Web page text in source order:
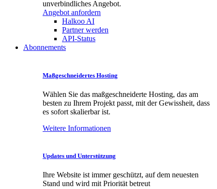
unverbindliches Angebot.
Angebot anfordern
Halkoo AI
Partner werden
API-Status
Abonnements
Maßgeschneidertes Hosting
Wählen Sie das maßgeschneiderte Hosting, das am
besten zu Ihrem Projekt passt, mit der Gewissheit, dass
es sofort skalierbar ist.
Weitere Informationen
Updates und Unterstützung
Ihre Website ist immer geschützt, auf dem neuesten
Stand und wird mit Priorität betreut